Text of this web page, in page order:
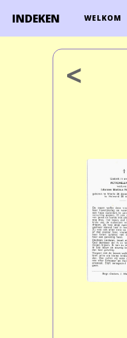
INDEKEN WELKOM
<